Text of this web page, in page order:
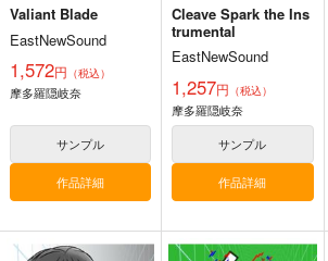
星に寄せる想い/色は
幽閉サテライト
2,750 円（税込）
東方Project
始まりの雨
幽閉サテライト
2,200 （税込）
東方Project
Valiant Blade
EastNewSound
1,572円 （税込）
摩多羅隠岐奈
サンプル
作品詳細
Cleave Spark the Ins
trumental
EastNewSound
1,257円 （税込）
摩多羅隠岐奈
サンプル
作品詳細